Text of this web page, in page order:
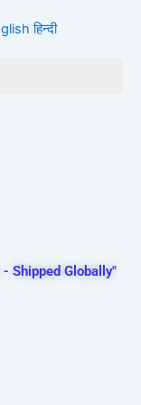
हिन्दी
Shipped Globally"